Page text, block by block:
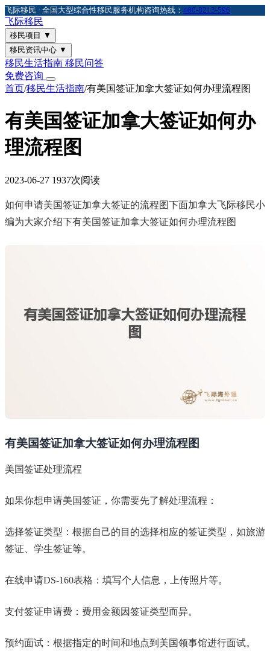
飞际移民 · 全国大型综合性移民服务机构咨询热线： 400-8213-596
飞际移民
移民项目 ▼
移民资讯中心 ▼
移民生活指南 移民问答
免费咨询
首页/移民生活指南/有美国签证加拿大签证如何办理流程图
有美国签证加拿大签证如何办
理流程图
2023-06-27 1937次阅读
如何申请美国签证加拿大签证的流程图下面加拿大飞际移民小
编为大家介绍下有美国签证加拿大签证如何办理流程图
有美国签证加拿大签证如何办理流程图
美国签证处理流程
如果你想申请美国签证，你需要先了解处理流程：
选择签证类型：根据自己的目的选择相应的签证类型，如旅游
签证、学生签证等。
在线申请DS-160表格：填写个人信息，上传照片等。
支付签证申请费：费用金额因签证类型而异。
预约面试：根据指定的时间和地点到美国领事馆进行面试。